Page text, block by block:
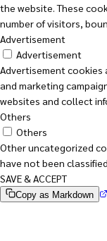
the website. These
number of visitors,
Advertisement
Advertisement
Advertisement cookies
and marketing
websites and collect
Others
Others
Other uncategorized
have not been
SAVE & ACCEPT
Copy as Markdown